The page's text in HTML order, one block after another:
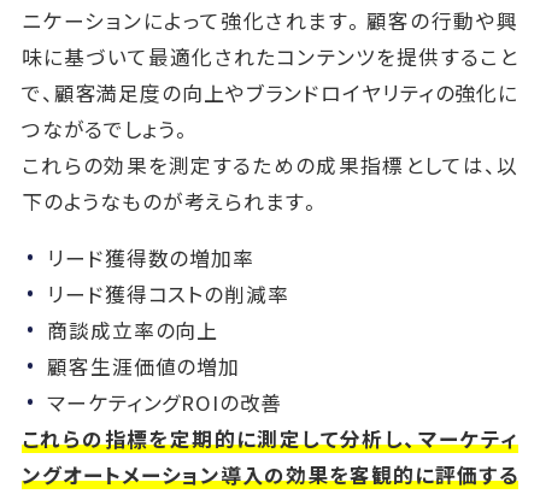
ニケーションによって強化されます。顧客の行動や興
味に基づいて最適化されたコンテンツを提供すること
で、顧客満足度の向上やブランドロイヤリティの強化に
つながるでしょう。
これらの効果を測定するための成果指標としては、以
下のようなものが考えられます。
リード獲得数の増加率
リード獲得コストの削減率
商談成立率の向上
顧客生涯価値の増加
マーケティングROIの改善
これらの指標を定期的に測定して分析し、マーケティ
ングオートメーション導入の効果を客観的に評価する